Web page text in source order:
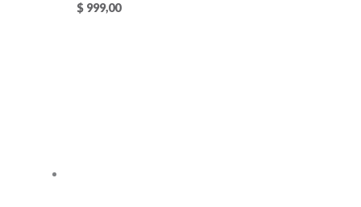
$ 999,00